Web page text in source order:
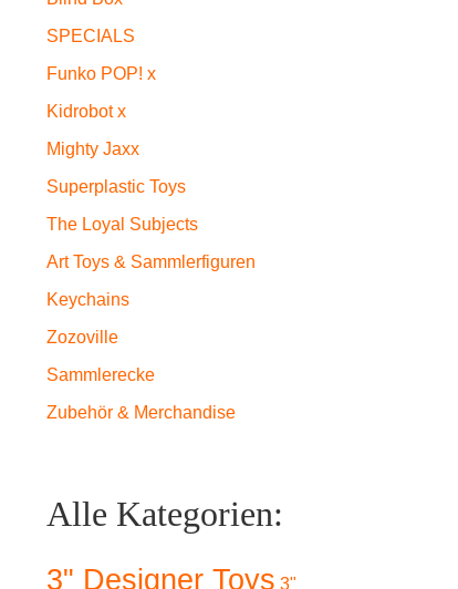
SPECIALS
Funko POP! x
Kidrobot x
Mighty Jaxx
Superplastic Toys
The Loyal Subjects
Art Toys & Sammlerfiguren
Keychains
Zozoville
Sammlerecke
Zubehör & Merchandise
Alle Kategorien:
3" Designer Toys 3"